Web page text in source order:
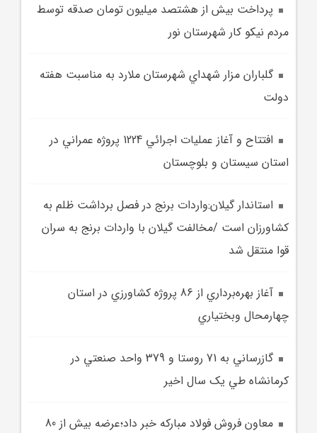
پرداخت بيش از هشتصد ميليون تومان صدقه توسط
مردم نيکو کار شهرستان نور
گلباران مزار شهداي شهرستان ملارد به مناسبت هفته
دولت
افتتاح و آغاز عمليات اجرائي 1224 پروژه عمراني در
استان سيستان و بلوچستان
استاندار گيلان:واردات برنج در فصل برداشت ظلم به
کشاورزان است /مخالفت گيلان با واردات برنج به سران
قوا منتقل شد
آغاز بهره‌برداري از 86 پروژه كشاورزي در استان
چهارمحال وبختياري
گازرساني به 71 روستا و 379 واحد صنعتي در
کرمانشاه طي يک سال اخير
معاون فروش فولاد مبارکه خبر داد؛عرضه بيش از 80